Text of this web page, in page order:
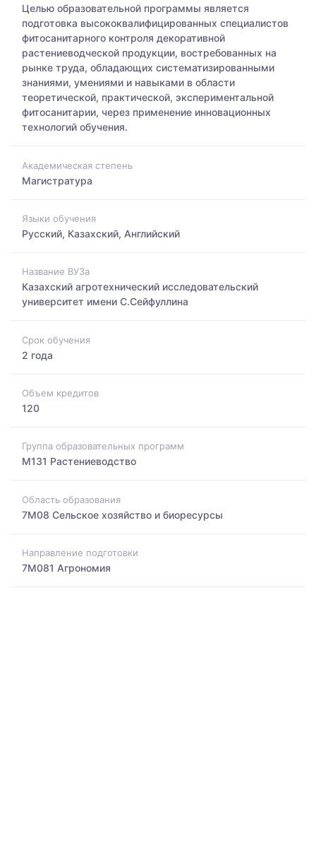
Целью образовательной программы является
подготовка высококвалифицированных специалистов
фитосанитарного контроля декоративной
растениеводческой продукции, востребованных на
рынке труда, обладающих систематизированными
знаниями, умениями и навыками в области
теоретической, практической, экспериментальной
фитосанитарии, через применение инновационных
технологий обучения.
Академическая степень
Магистратура
Языки обучения
Русский, Казахский, Английский
Название ВУЗа
Казахский агротехнический исследовательский
университет имени С.Сейфуллина
Срок обучения
2 года
Объем кредитов
120
Группа образовательных программ
M131 Растениеводство
Область образования
7M08 Сельское хозяйство и биоресурсы
Направление подготовки
7M081 Агрономия